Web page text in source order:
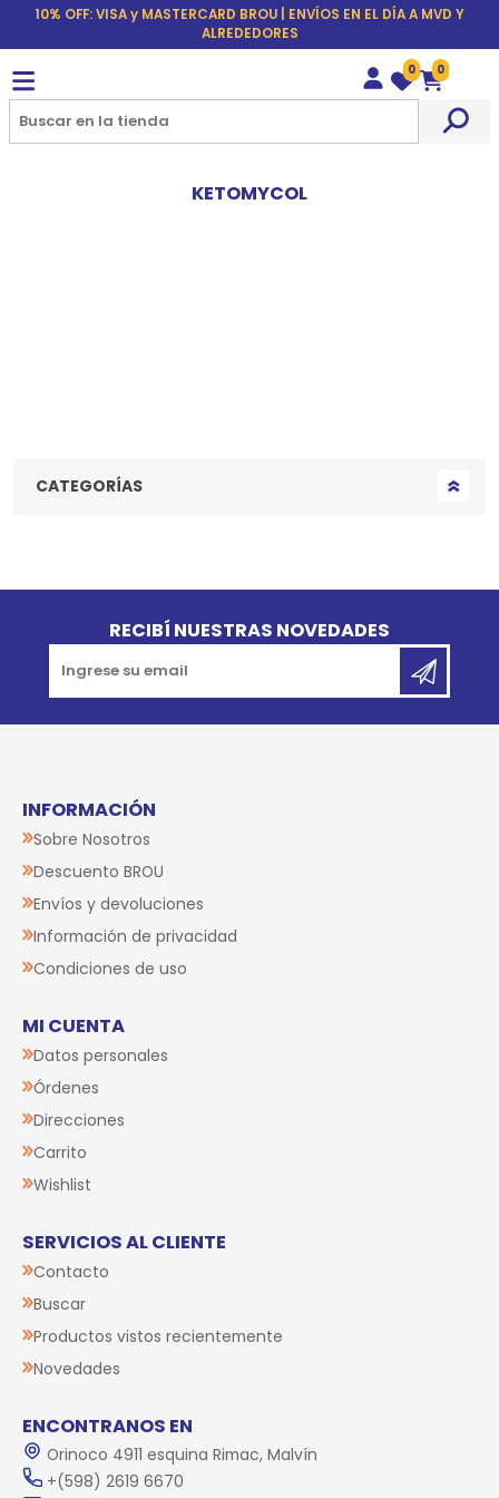
10% OFF: VISA y MASTERCARD BROU | ENVÍOS EN EL DÍA A MVD Y
ALREDEDORES
Wishlist
0
Carrito
0
KETOMYCOL
CATEGORÍAS
RECIBÍ NUESTRAS NOVEDADES
INFORMACIÓN
Sobre Nosotros
Descuento BROU
Envíos y devoluciones
Información de privacidad
Condiciones de uso
MI CUENTA
Datos personales
Órdenes
Direcciones
Carrito
Wishlist
SERVICIOS AL CLIENTE
Contacto
Buscar
Productos vistos recientemente
Novedades
ENCONTRANOS EN
Orinoco 4911 esquina Rimac, Malvín
+(598) 2619 6670